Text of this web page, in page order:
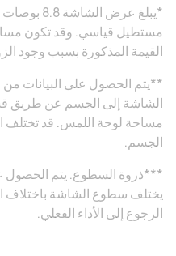
*يبلغ عرض
مستطيل قياسي. وقد تكون
القيمة المذكورة بسبب وجود
**يتم الحصول على البيانات
الشاشة إلى الجسم عن طريق
مساحة لوحة اللمس. قد تختلف
الجسم.
***ذروة السطوع. يتم الحصول
يختلف سطوع الشاشة باختلاف
الرجوع إلى الأداء الفعلي.